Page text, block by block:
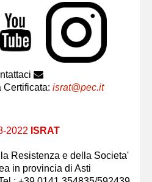
Certificata: israt@pec.it
2022 ISRAT
Resistenza e della Societa'
in provincia di Asti